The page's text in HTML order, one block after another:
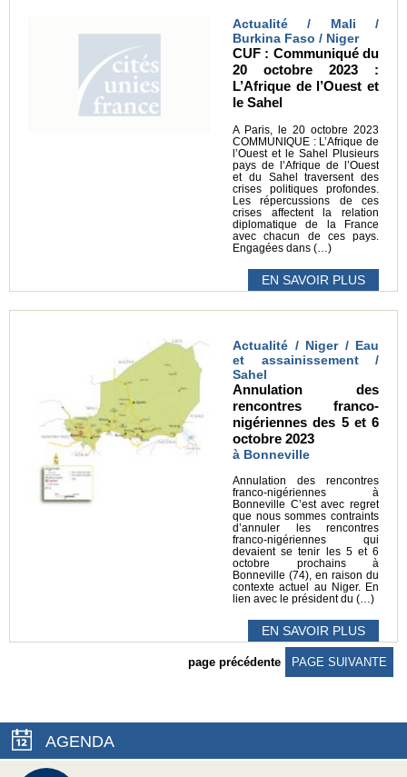
Actualité / Mali /
Burkina Faso / Niger
CUF : Communiqué du
20 octobre 2023 :
L’Afrique de l’Ouest et
le Sahel
A Paris, le 20 octobre 2023
COMMUNIQUE : L’Afrique de
l’Ouest et le Sahel Plusieurs
pays de l’Afrique de l’Ouest
et du Sahel traversent des
crises politiques profondes.
Les répercussions de ces
crises affectent la relation
diplomatique de la France
avec chacun de ces pays.
Engagées dans (…)
EN SAVOIR PLUS
Actualité / Niger / Eau
et assainissement /
Sahel
Annulation des
rencontres franco-
nigériennes des 5 et 6
octobre 2023
à Bonneville
Annulation des rencontres
franco-nigériennes à
Bonneville C’est avec regret
que nous sommes contraints
d’annuler les rencontres
franco-nigériennes qui
devaient se tenir les 5 et 6
octobre prochains à
Bonneville (74), en raison du
contexte actuel au Niger. En
lien avec le président du (…)
EN SAVOIR PLUS
page précédente PAGE SUIVANTE
AGENDA